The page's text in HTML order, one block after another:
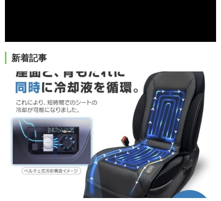
新着記事